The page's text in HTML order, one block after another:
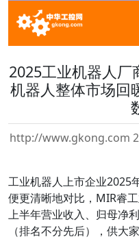
2025工业机器人厂
机器人整体市场回
http://www.gkong.com
工业机器人上市企业2025
便更清晰地对比，MIR睿
上半年营业收入、归母净
（排名不分先后），供大